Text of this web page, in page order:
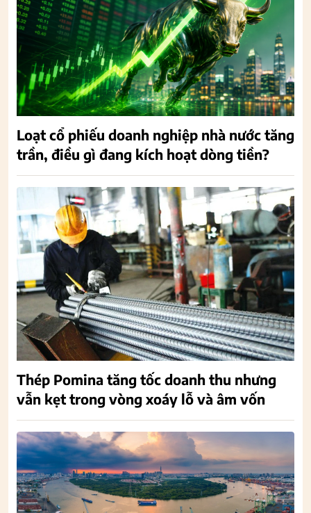
Loạt cổ phiếu doanh nghiệp nhà nước tăng
trần, điều gì đang kích hoạt dòng tiền?
Thép Pomina tăng tốc doanh thu nhưng
vẫn kẹt trong vòng xoáy lỗ và âm vốn